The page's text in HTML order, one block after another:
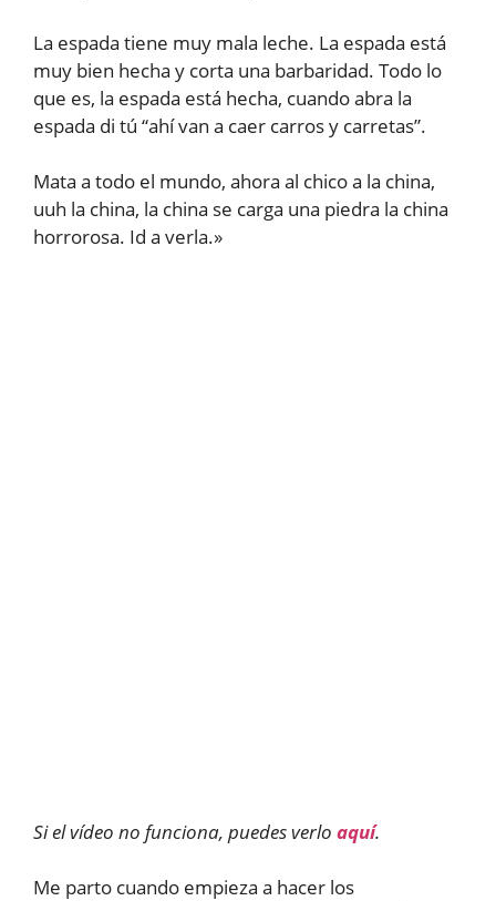
La espada tiene muy mala leche. La espada está
muy bien hecha y corta una barbaridad. Todo lo
que es, la espada está hecha, cuando abra la
espada di tú “ahí van a caer carros y carretas”.
Mata a todo el mundo, ahora al chico a la china,
uuh la china, la china se carga una piedra la china
horrorosa. Id a verla.»
Si el vídeo no funciona, puedes verlo aquí.
Me parto cuando empieza a hacer los